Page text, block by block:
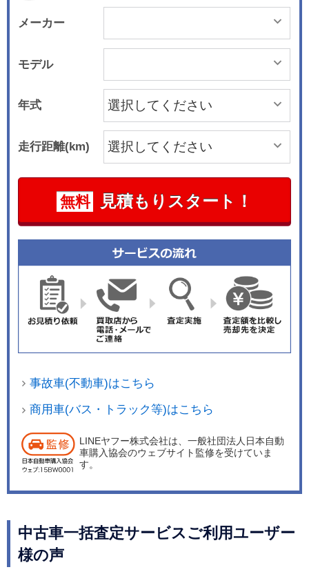
メーカー
モデル
年式
走行距離(km)
無料 見積もりスタート！
事故車(不動車)はこちら
商用車(バス・トラック等)はこちら
LINEヤフー株式会社は、一般社団法人日本自動
車購入協会のウェブサイト監修を受けていま
す。
中古車一括査定サービスご利用ユーザー
様の声